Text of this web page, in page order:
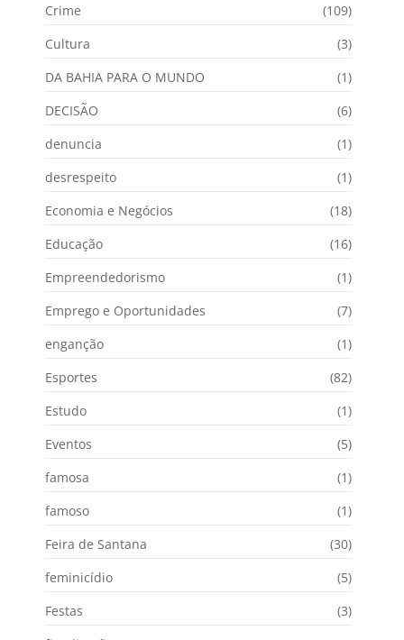
Crime
(109)
Cultura
(3)
DA BAHIA PARA O MUNDO
(1)
DECISÃO
(6)
denuncia
(1)
desrespeito
(1)
Economia e Negócios
(18)
Educação
(16)
Empreendedorismo
(1)
Emprego e Oportunidades
(7)
enganção
(1)
Esportes
(82)
Estudo
(1)
Eventos
(5)
famosa
(1)
famoso
(1)
Feira de Santana
(30)
feminicídio
(5)
Festas
(3)